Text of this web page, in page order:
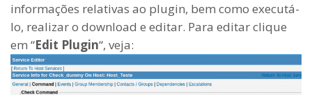
informações relativas ao plugin, bem como executá-
lo, realizar o download e editar. Para editar clique
em “Edit Plugin“, veja: